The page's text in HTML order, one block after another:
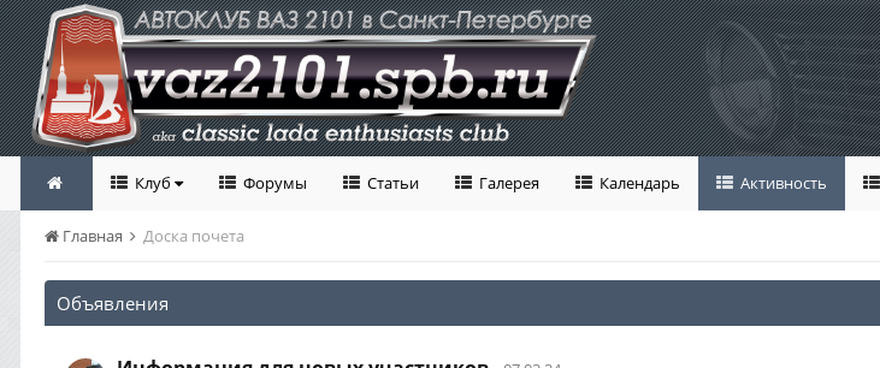
Клуб Форумы Статьи Галерея Календарь Активность
Главная Доска почета
Объявления